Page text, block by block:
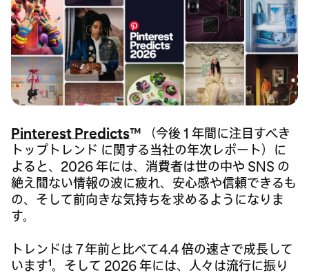
Pinterest Predicts™
（今後 1 年間に注目すべき
トップトレンド に関する当社の年次レポート）に
よると、2026 年には、消費者は世の中や SNS の
絶え間ない情報の波に疲れ、安心感や信頼できるも
の、そして前向きな気持ちを求めるようになりま
す。
トレンドは 7 年前と比べて4.4 倍の速さで成長して
います1 。そして 2026 年には、人々は流行に振り